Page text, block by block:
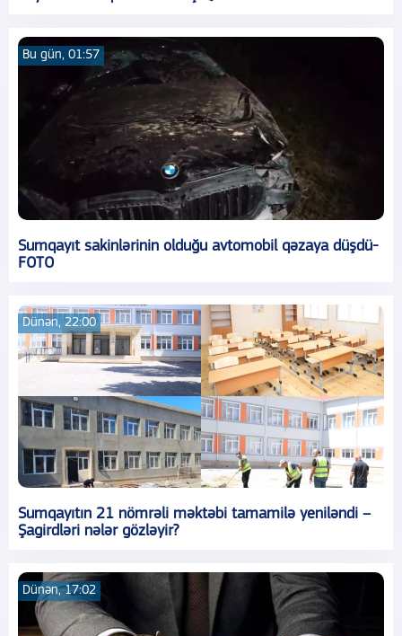
Bu gün, 01:57
Sumqayıt sakinlərinin olduğu avtomobil qəzaya düşdü-
FOTO
Dünən, 22:00
Sumqayıtın 21 nömrəli məktəbi tamamilə yeniləndi –
Şagirdləri nələr gözləyir?
Dünən, 17:02